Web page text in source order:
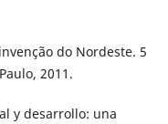
invenção do Nordeste. 5
2011.
y desarrollo: una